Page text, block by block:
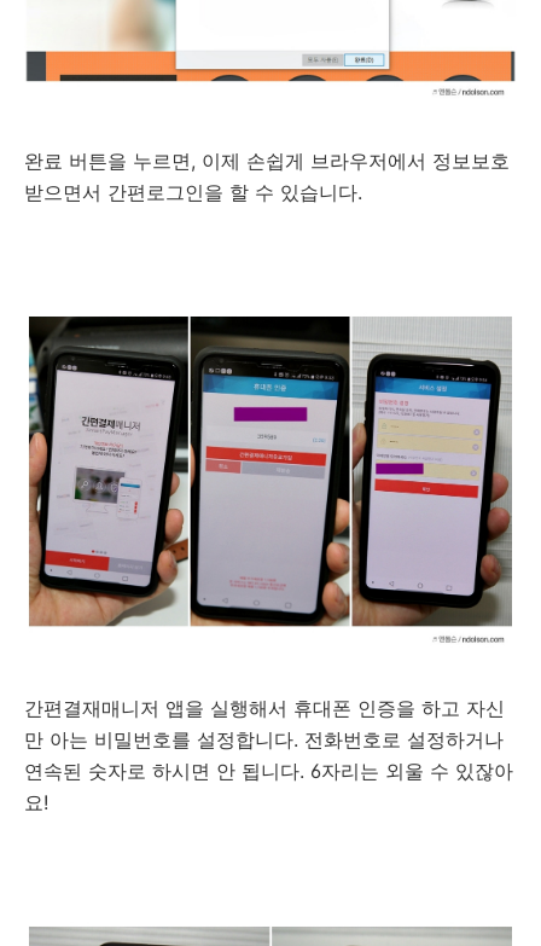
완료 버튼을 누르면, 이제 손쉽게 브라우저에서 정보보호
받으면서 간편로그인을 할 수 있습니다.
간편결재매니저 앱을 실행해서 휴대폰 인증을 하고 자신
만 아는 비밀번호를 설정합니다. 전화번호로 설정하거나
연속된 숫자로 하시면 안 됩니다. 6자리는 외울 수 있잖아
요!